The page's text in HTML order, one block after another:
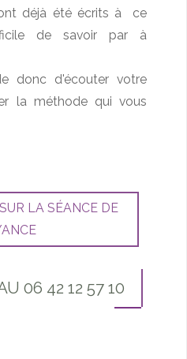
déjà été écrits à ce
de savoir par à
donc d'écouter votre
la méthode qui vous
LA SÉANCE DE
06 42 12 57 10